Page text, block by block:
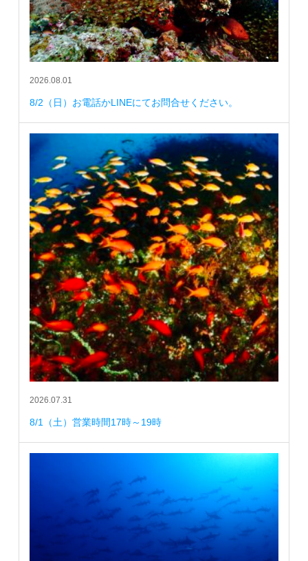
2026.08.01
8/2（日）お電話かLINEにてお問合せください。
2026.07.31
8/1（土）営業時間17時～19時